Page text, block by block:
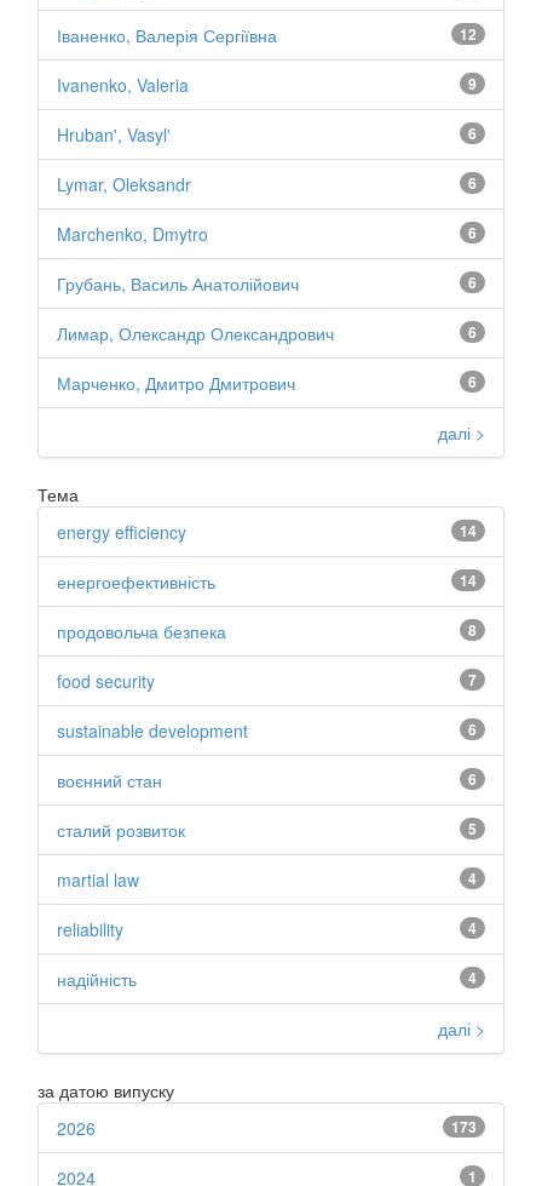
12
Іваненко, Валерія Сергіївна
9
Ivanenko, Valeria
6
Hruban', Vasyl'
6
Lymar, Oleksandr
6
Marchenko, Dmytro
6
Грубань, Василь Анатолійович
6
Лимар, Олександр Олександрович
6
Марченко, Дмитро Дмитрович
далі >
Тема
14
energy efficiency
14
енергоефективність
8
продовольча безпека
7
food security
6
sustainable development
6
воєнний стан
5
сталий розвиток
4
martial law
4
reliability
4
надійність
далі >
за датою випуску
173
2026
1
2024